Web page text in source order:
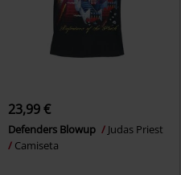
23,99 €
Defenders Blowup
Judas Priest
Camiseta